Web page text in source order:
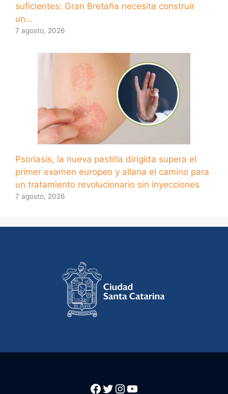
suficientes: Gran Bretaña necesita construir
un…
7 agosto, 2026
Psoriasis, la nueva pastilla dirigida supera el
primer examen europeo y allana el camino para
un tratamiento revolucionario sin inyecciones
7 agosto, 2026
Facebook
Twitter
Instagram
YouTube